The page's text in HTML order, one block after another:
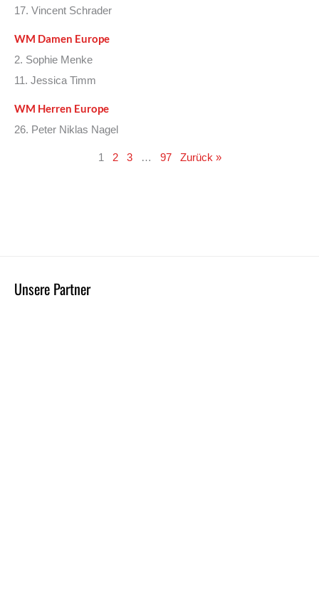
17. Vincent Schrader
WM Damen Europe
2. Sophie Menke
11. Jessica Timm
WM Herren Europe
26. Peter Niklas Nagel
1 2 3 … 97 Zurück »
Unsere Partner